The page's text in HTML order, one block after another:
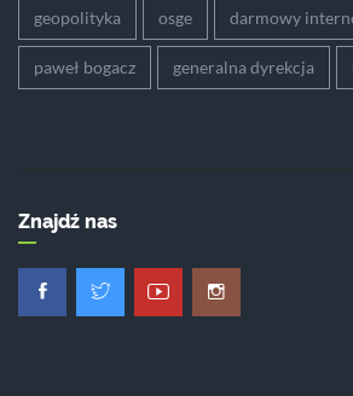
geopolityka osge darmowy
paweł bogacz generalna dyrekcja
Znajdź nas